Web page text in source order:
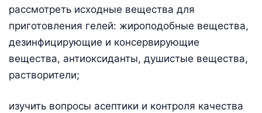
рассмотреть исходные вещества для
приготовления гелей: жироподобные вещества,
дезинфицирующие и консервирующие
вещества, антиоксиданты, душистые вещества,
растворители;
изучить вопросы асептики и контроля качества